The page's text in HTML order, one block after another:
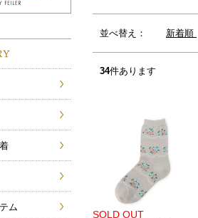
並べ替え： 新着順
34件あります
ム